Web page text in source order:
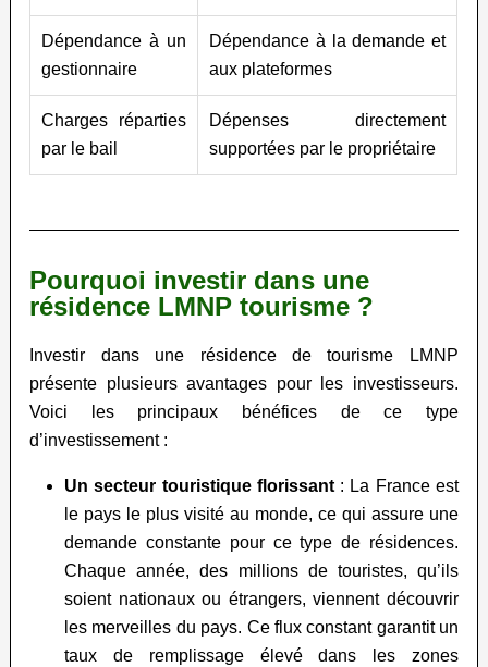
Dépendance à un
gestionnaire
Dépendance à la demande et
aux plateformes
Charges réparties
par le bail
Dépenses directement
supportées par le propriétaire
Pourquoi investir dans une
résidence LMNP tourisme ?
Investir dans une résidence de tourisme LMNP
présente plusieurs avantages pour les investisseurs.
Voici les principaux bénéfices de ce type
d’investissement :
Un secteur touristique florissant : La France est
le pays le plus visité au monde, ce qui assure une
demande constante pour ce type de résidences.
Chaque année, des millions de touristes, qu’ils
soient nationaux ou étrangers, viennent découvrir
les merveilles du pays. Ce flux constant garantit un
taux de remplissage élevé dans les zones